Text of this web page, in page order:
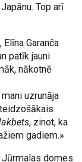
Top arī
Garanča
patīk jauni
nākotnē
uzrunāja
, zinot, ka
gadiem.»
Jūrmalas domes